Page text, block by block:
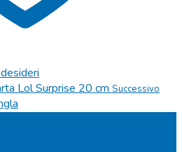
Lol Surprise 20 cm Successivo